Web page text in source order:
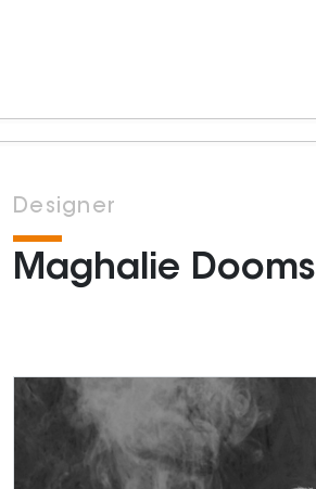
Designer
Maghalie Dooms